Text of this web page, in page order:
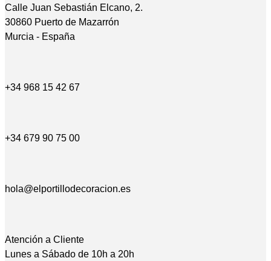
Calle Juan Sebastián Elcano, 2.
30860 Puerto de Mazarrón
Murcia - España
+34 968 15 42 67
+34 679 90 75 00
hola@elportillodecoracion.es
Atención a Cliente
Lunes a Sábado de 10h a 20h